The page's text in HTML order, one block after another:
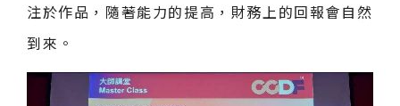
注於作品，隨著能力的提高，財務上的回報會自然
到來。